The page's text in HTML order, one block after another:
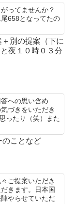
ってませんか？
658となってたの
別の提案（下に
夜１０時０３分
への思い含め
づきをいただき
ったり（笑）また
のことなど
ご提案いただき
きます。日本国
やらせていただ